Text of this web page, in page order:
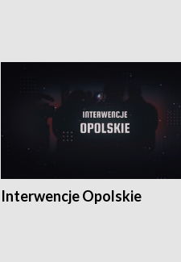
Interwencje Opolskie